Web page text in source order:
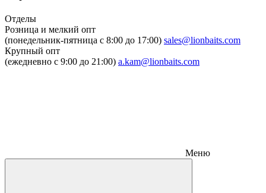
Отделы
Розница и мелкий опт
(понедельник-пятница c 8:00 до 17:00) sales@lionbaits.com
Крупный опт
(ежедневно с 9:00 до 21:00) a.kam@lionbaits.com
Меню